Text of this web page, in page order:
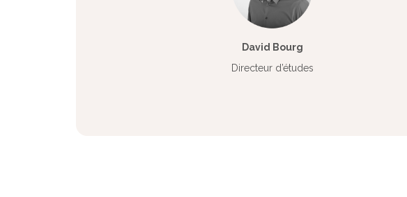
David Bourg
Directeur d’études